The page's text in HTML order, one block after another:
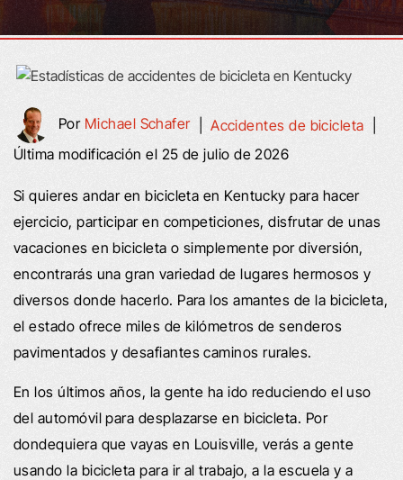
Por Michael Schafer|Accidentes de bicicleta
Última modificación el 25 de julio de 2026
Si quieres andar en bicicleta en Kentucky para hacer
ejercicio, participar en competiciones, disfrutar de unas
vacaciones en bicicleta o simplemente por diversión,
encontrarás una gran variedad de lugares hermosos y
diversos donde hacerlo. Para los amantes de la bicicleta,
el estado ofrece miles de kilómetros de senderos
pavimentados y desafiantes caminos rurales.
En los últimos años, la gente ha ido reduciendo el uso
del automóvil para desplazarse en bicicleta. Por
dondequiera que vayas en Louisville, verás a gente
usando la bicicleta para ir al trabajo, a la escuela y a